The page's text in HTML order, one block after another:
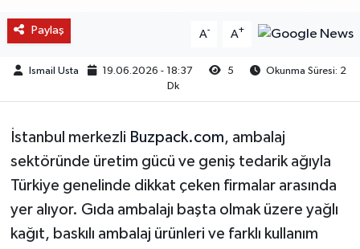
Paylaş A- A+
Ismail Usta 19.06.2026 - 18:37 5
Okunma Süresi: 2
Dk
İstanbul merkezli Buzpack.com, ambalaj
sektöründe üretim gücü ve geniş tedarik ağıyla
Türkiye genelinde dikkat çeken firmalar arasında
yer alıyor. Gıda ambalajı başta olmak üzere yağlı
kağıt, baskılı ambalaj ürünleri ve farklı kullanım